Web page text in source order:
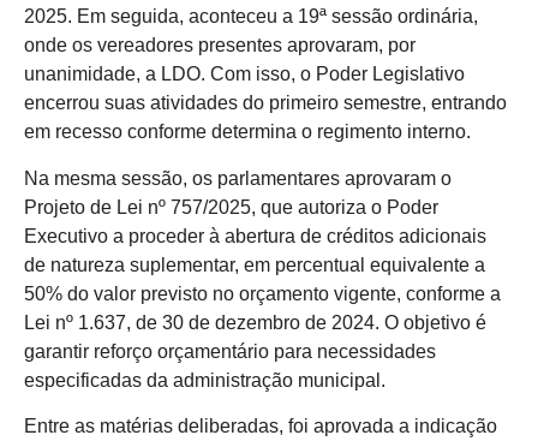
2025. Em seguida, aconteceu a 19ª sessão ordinária,
onde os vereadores presentes aprovaram, por
unanimidade, a LDO. Com isso, o Poder Legislativo
encerrou suas atividades do primeiro semestre, entrando
em recesso conforme determina o regimento interno.
Na mesma sessão, os parlamentares aprovaram o
Projeto de Lei nº 757/2025, que autoriza o Poder
Executivo a proceder à abertura de créditos adicionais
de natureza suplementar, em percentual equivalente a
50% do valor previsto no orçamento vigente, conforme a
Lei nº 1.637, de 30 de dezembro de 2024. O objetivo é
garantir reforço orçamentário para necessidades
especificadas da administração municipal.
Entre as matérias deliberadas, foi aprovada a indicação